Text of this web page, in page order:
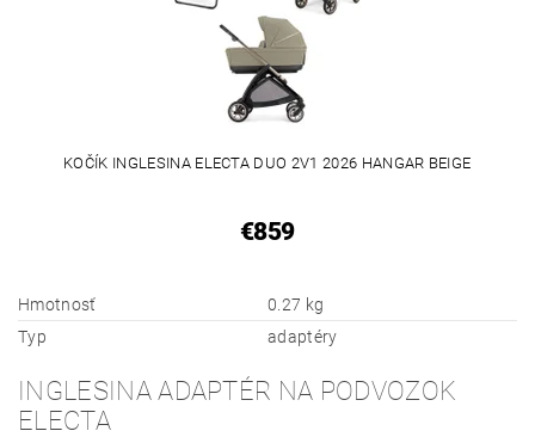
KOČÍK INGLESINA ELECTA DUO 2V1 2026 HANGAR BEIGE
€859
Hmotnosť
0.27 kg
Typ
adaptéry
INGLESINA ADAPTÉR NA PODVOZOK
ELECTA